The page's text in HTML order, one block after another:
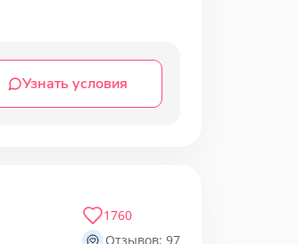
Узнать условия
1760
Отзывов: 97